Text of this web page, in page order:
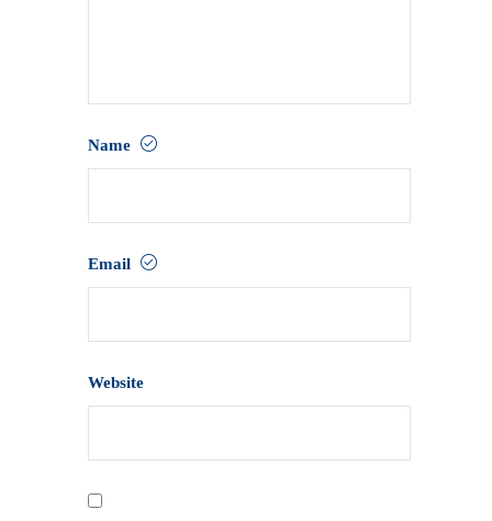
Name
Email
Website